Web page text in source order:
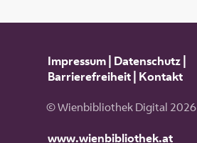
Impressum| Datenschutz|
Barrierefreiheit| Kontakt
© Wienbibliothek Digital 2026
www.wienbibliothek.at